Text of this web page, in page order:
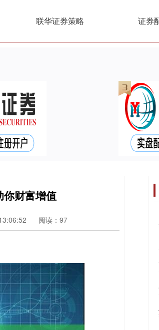
联华证券策略 证券
你财富增值
阅读：97